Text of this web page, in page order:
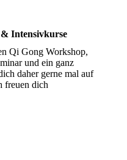
Intensivkurse
Qi Gong Workshop,
und ein ganz
daher gerne mal auf
freuen dich